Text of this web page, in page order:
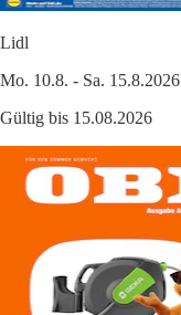
Lidl
Mo. 10.8. - Sa. 15.8.2026
Gültig bis 15.08.2026